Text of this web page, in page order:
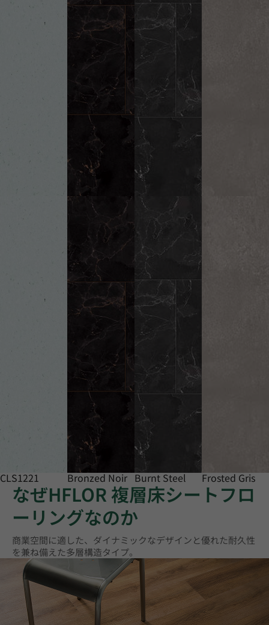
CLS1221 Bronzed Noir Burnt Steel Frosted Gris
なぜHFLOR 複層床シートフロ
ーリングなのか
商業空間に適した、ダイナミックなデザインと優れた耐久性
を兼ね備えた多層構造タイプ。